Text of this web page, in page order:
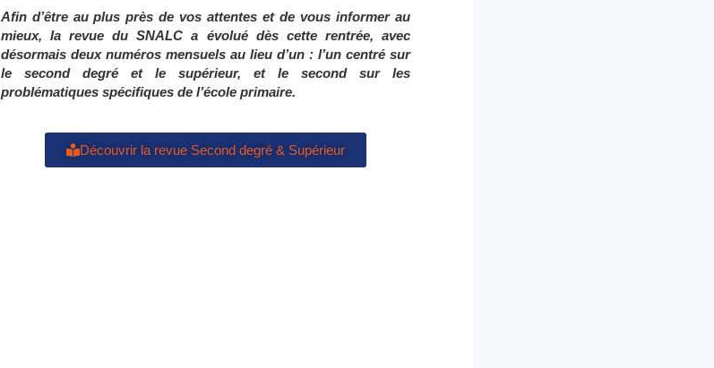
Afin d’être au plus près de vos attenteset de vous informer au
mieux, la revue du SNALC a évolué dès cette rentrée, avec
désormais deux numéros mensuels au lieu d’un :l’un centré sur
le second degré et le supérieur, et le second sur les
problématiques spécifiques de l’école primaire.
Découvrir la revue Second degré & Supérieur